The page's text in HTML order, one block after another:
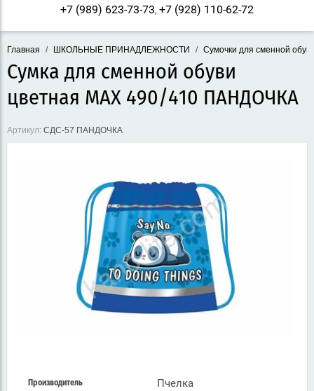
+7 (989) 623-73-73, +7 (928) 110-62-72
Главная / ШКОЛЬНЫЕ ПРИНАДЛЕЖНОСТИ / Сумочки для сменной
Сумка для сменной обуви
цветная MAX 490/410 ПАНДОЧКА
Артикул: СДС-57 ПАНДОЧКА
Производитель Пчелка